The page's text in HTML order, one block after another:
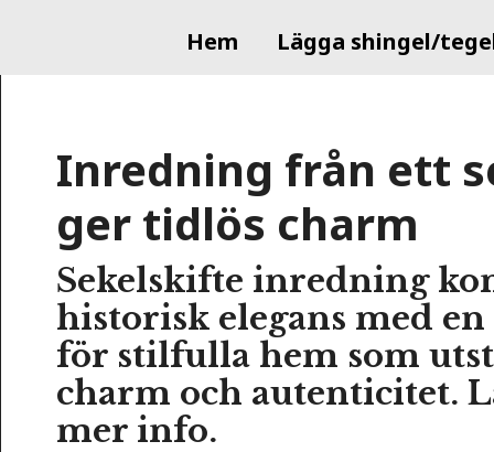
Hem Lägga shingel/
Inredning från ett
ger tidlös charm
Sekelskifte inredning
historisk elegans med
för stilfulla hem som
charm och autenticitet.
mer info.